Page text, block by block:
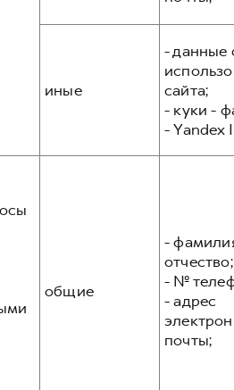
иные
- данные
сайта;
- куки -
- Yandex
общие
-
отчество;
- №
- адрес
почты;